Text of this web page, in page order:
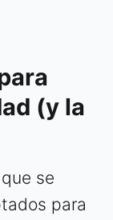
(y la
se
para